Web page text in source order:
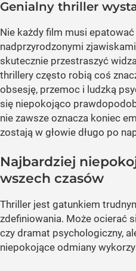
Genialny thriller
Nie każdy film musi
nadprzyrodzonymi
skutecznie przestraszyć
thrillery często robią coś
obsesję, przemoc i ludzką
się niepokojąco
nie zawsze oznacza koniec
zostają w głowie długo po
Najbardziej
wszech czasów
Thriller jest gatunkiem
zdefiniowania. Może ocierać
czy dramat psychologiczny,
niepokojące odmiany